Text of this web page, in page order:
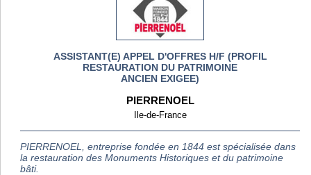
ASSISTANT(E) APPEL D'OFFRES H/F (PROFIL
RESTAURATION DU PATRIMOINE
ANCIEN EXIGEE)
PIERRENOEL
Ile-de-France
PIERRENOEL, entreprise fondée en 1844 est spécialisée dans
la restauration des Monuments Historiques et du patrimoine
bâti.